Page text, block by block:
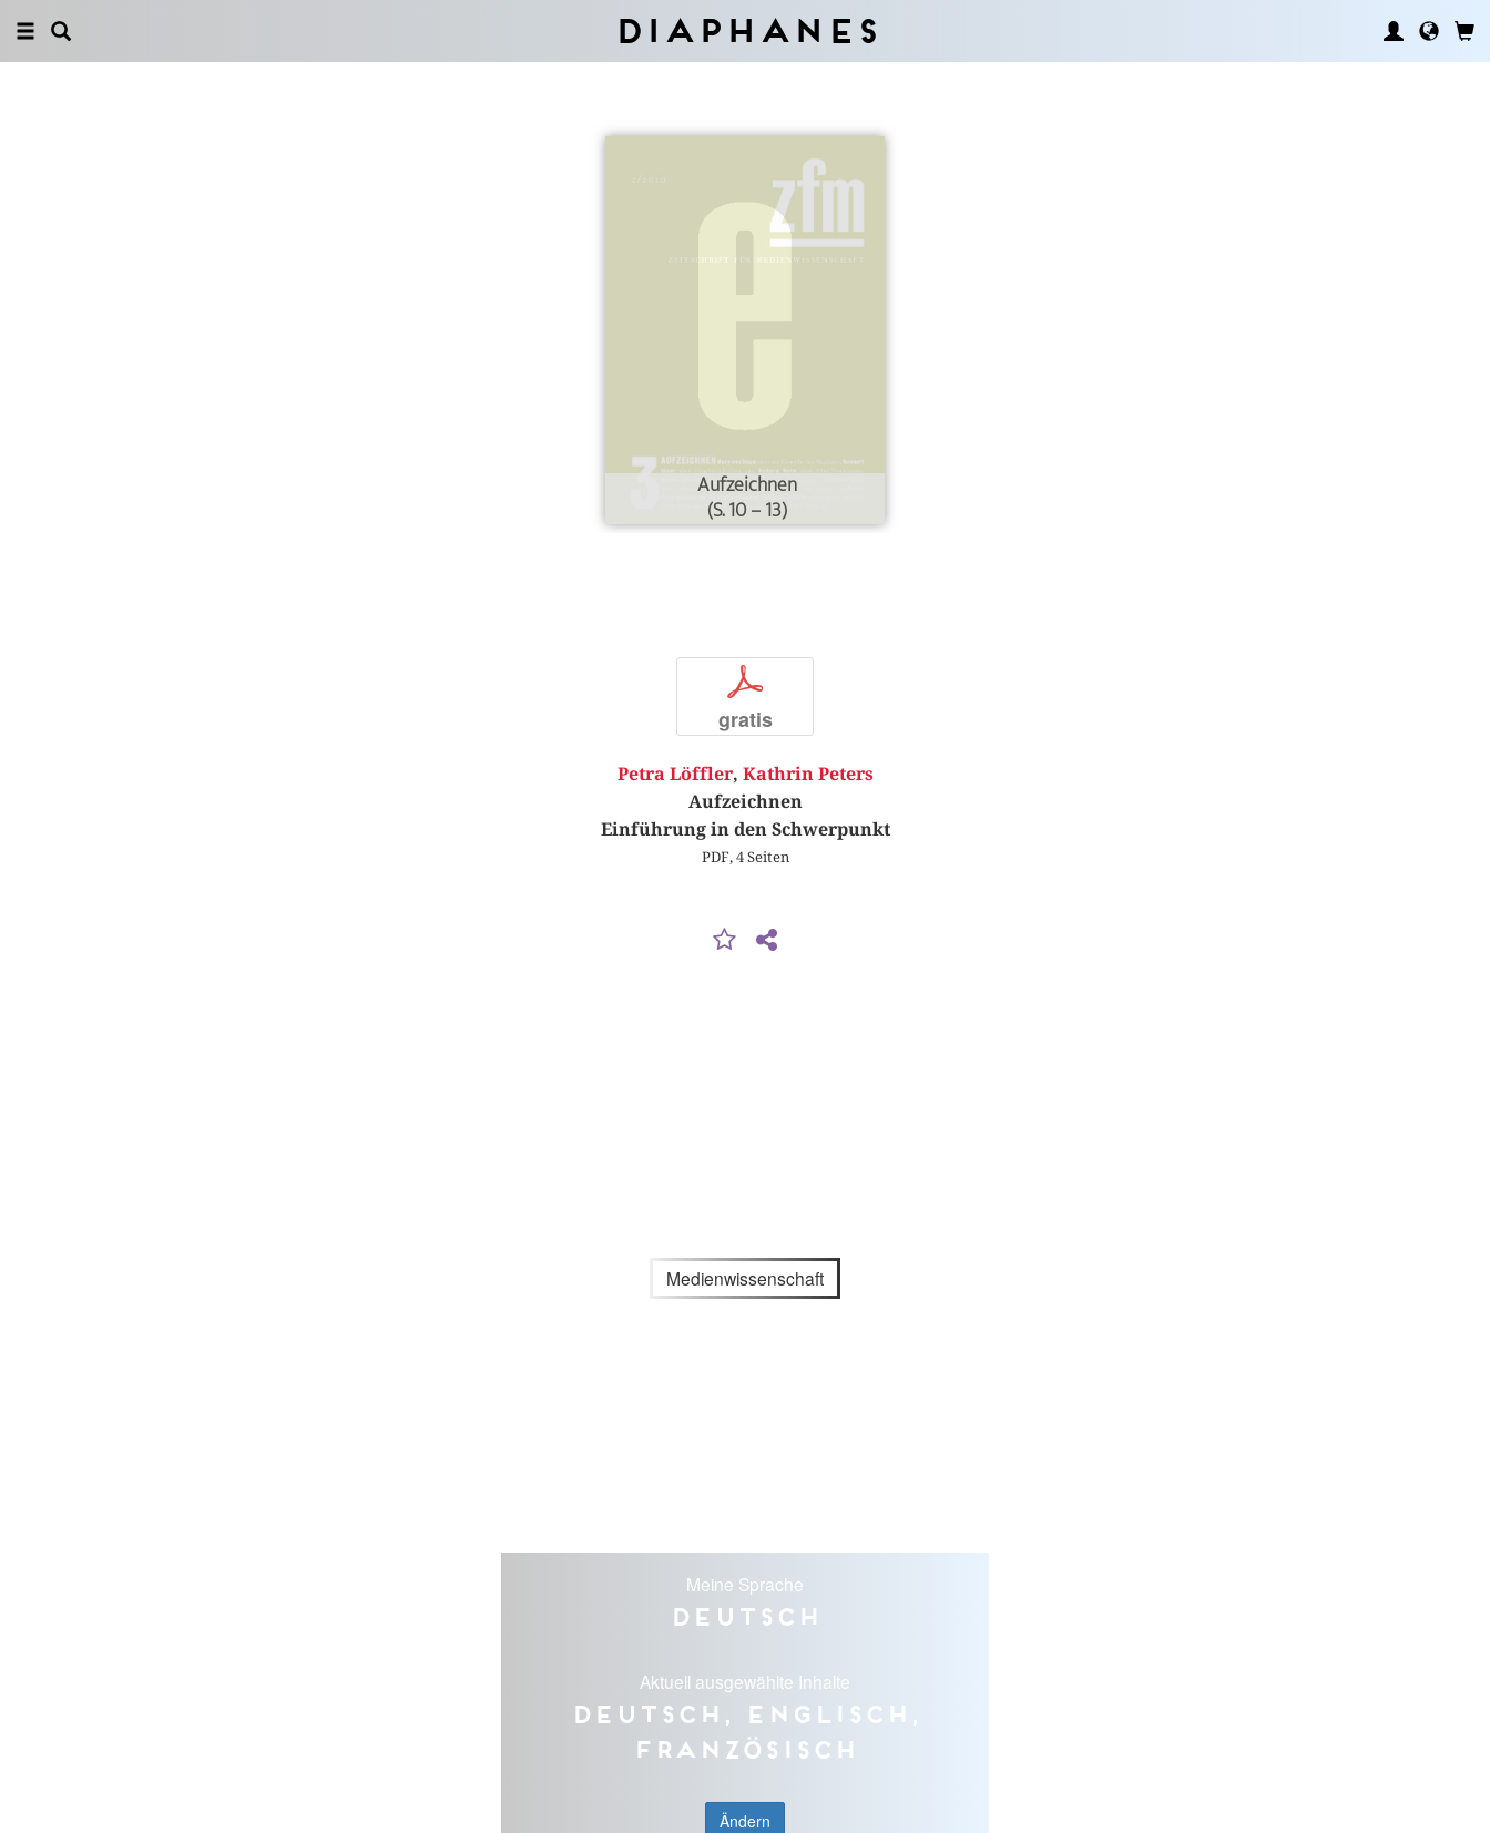
Diaphanes
Aufzeichnen
(S. 10 – 13)
p
gratis
Petra Löffler, Kathrin Peters
Aufzeichnen
Einführung in den Schwerpunkt
PDF, 4 Seiten
Medienwissenschaft
Meine Sprache
Deutsch
Aktuell ausgewählte Inhalte
Deutsch, Englisch,
Französisch
Ändern